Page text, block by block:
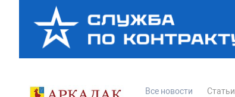
Все новости Статьи